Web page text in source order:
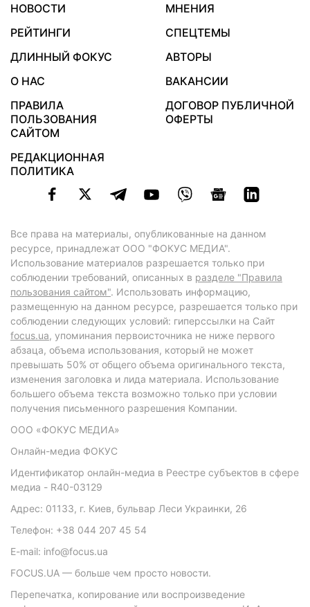
НОВОСТИ
МНЕНИЯ
РЕЙТИНГИ
СПЕЦТЕМЫ
ДЛИННЫЙ ФОКУС
АВТОРЫ
О НАС
ВАКАНСИИ
ПРАВИЛА
ПОЛЬЗОВАНИЯ
САЙТОМ
ДОГОВОР ПУБЛИЧНОЙ
ОФЕРТЫ
РЕДАКЦИОННАЯ
ПОЛИТИКА
Все права на материалы, опубликованные на данном
ресурсе, принадлежат ООО "ФОКУС МЕДИА".
Использование материалов разрешается только при
соблюдении требований, описанных в разделе "Правила
пользования сайтом". Использовать информацию,
размещенную на данном ресурсе, разрешается только при
соблюдении следующих условий: гиперссылки на Сайт
focus.ua, упоминания первоисточника не ниже первого
абзаца, объема использования, который не может
превышать 50% от общего объема оригинального текста,
изменения заголовка и лида материала. Использование
большего объема текста возможно только при условии
получения письменного разрешения Компании.
ООО «ФОКУС МЕДИА»
Онлайн-медиа ФОКУС
Идентификатор онлайн-медиа в Реестре субъектов в сфере
медиа - R40-03129
Адрес: 01133, г. Киев, бульвар Леси Украинки, 26
Телефон: +38 044 207 45 54
E-mail: info@focus.ua
FOCUS.UA — больше чем просто новости.
Перепечатка, копирование или воспроизведение